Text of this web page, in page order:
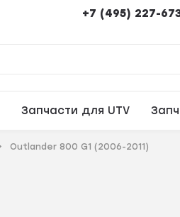
+7 (495) 227-
Запчасти для UTV
Outlander 800 G1 (2006-2011)